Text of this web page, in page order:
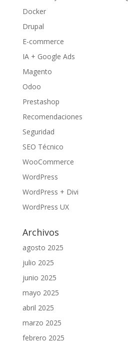
Docker
Drupal
E-commerce
IA + Google Ads
Magento
Odoo
Prestashop
Recomendaciones
Seguridad
SEO Técnico
WooCommerce
WordPress
WordPress + Divi
WordPress UX
Archivos
agosto 2025
julio 2025
junio 2025
mayo 2025
abril 2025
marzo 2025
febrero 2025